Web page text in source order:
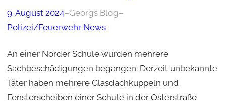
9. August 2024–Georgs Blog–
Polizei/Feuerwehr News
An einer Norder Schule wurden mehrere
Sachbeschädigungen begangen. Derzeit unbekannte
Täter haben mehrere Glasdachkuppeln und
Fensterscheiben einer Schule in der Osterstraße